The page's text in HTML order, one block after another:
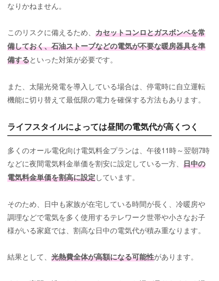
なりかねません。
このリスクに備えるため、 カセットコンロとガスボンベを常
備しておく、石油ストーブなどの電気が不要な暖房器具を準
備するといった対策が必要です。
また、太陽光発電を導入している場合は、停電時に自立運転
機能に切り替えて最低限の電力を確保する方法もあります。
ライフスタイルによっては昼間の電気代が高くつく
多くのオール電化向け電気料金プランは、午後11時～翌朝7時
などに夜間電気料金単価を割安に設定している一方、 日中の
電気料金単価を割高に設定しています。
そのため、日中も家族が在宅している時間が長く、冷暖房や
調理などで電気を多く使用するテレワーク世帯や小さなお子
様がいる家庭では、割高な日中の電気代が積み重なります。
結果として、 光熱費全体が高額になる可能性があります。